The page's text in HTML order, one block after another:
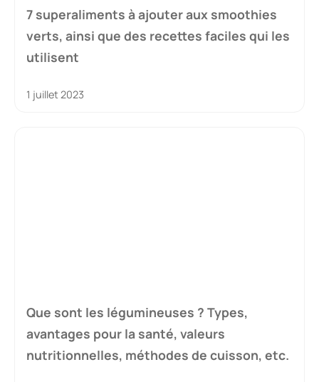
7 superaliments à ajouter aux smoothies
verts, ainsi que des recettes faciles qui les
utilisent
1 juillet 2023
Que sont les légumineuses ? Types,
avantages pour la santé, valeurs
nutritionnelles, méthodes de cuisson, etc.